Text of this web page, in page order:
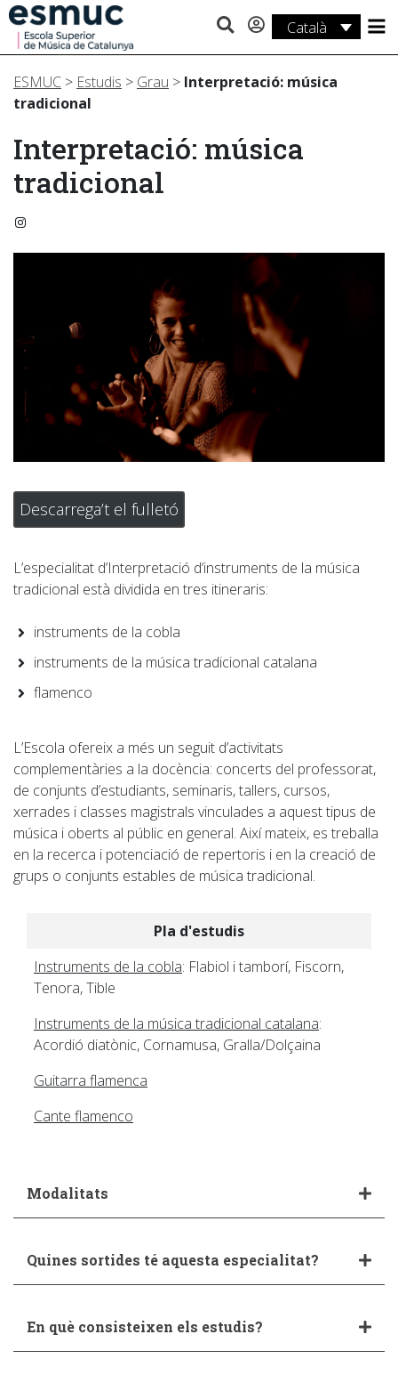
Català
Estudis
Recerca
Activitats
ESMUC > Estudis > Grau > Interpretació: música
tradicional
Interpretació: música
tradicional
Instagram
Descarrega’t el fulletó
L’especialitat d’Interpretació d’instruments de la música
tradicional està dividida en tres itineraris:
instruments de la cobla
instruments de la música tradicional catalana
flamenco
L’Escola ofereix a més un seguit d’activitats
complementàries a la docència: concerts del professorat,
de conjunts d’estudiants, seminaris, tallers, cursos,
xerrades i classes magistrals vinculades a aquest tipus de
música i oberts al públic en general. Així mateix, es treballa
en la recerca i potenciació de repertoris i en la creació de
grups o conjunts estables de música tradicional.
Pla d'estudis
Instruments de la cobla: Flabiol i tamborí, Fiscorn,
Tenora, Tible
Instruments de la música tradicional catalana:
Acordió diatònic, Cornamusa, Gralla/Dolçaina
Guitarra flamenca
Cante flamenco
Modalitats
Quines sortides té aquesta especialitat?
En què consisteixen els estudis?